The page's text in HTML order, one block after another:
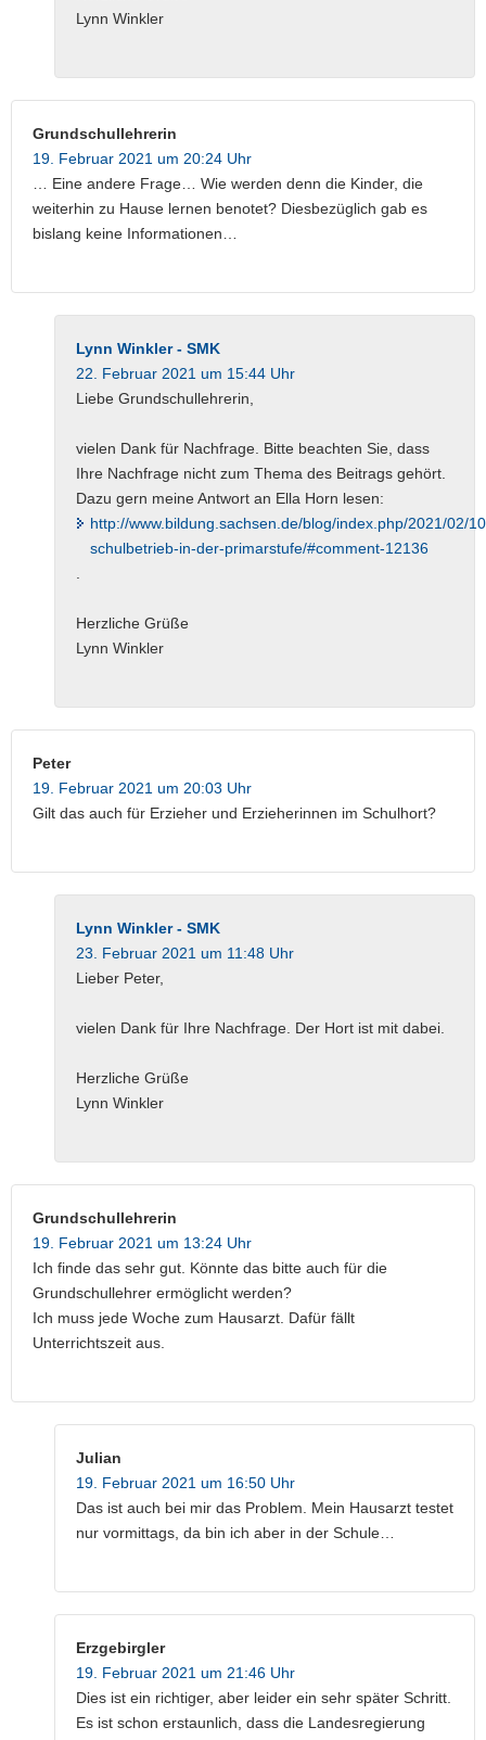
Lynn Winkler
Grundschullehrerin
19. Februar 2021 um 20:24 Uhr
… Eine andere Frage… Wie werden denn die Kinder, die
weiterhin zu Hause lernen benotet? Diesbezüglich gab es
bislang keine Informationen…
Lynn Winkler - SMK
22. Februar 2021 um 15:44 Uhr
Liebe Grundschullehrerin,
vielen Dank für Nachfrage. Bitte beachten Sie, dass
Ihre Nachfrage nicht zum Thema des Beitrags gehört.
Dazu gern meine Antwort an Ella Horn lesen:
http://www.bildung.sachsen.de/blog/index.php/2021/02/
schulbetrieb-in-der-primarstufe/#comment-12136
Herzliche Grüße
Lynn Winkler
Peter
19. Februar 2021 um 20:03 Uhr
Gilt das auch für Erzieher und Erzieherinnen im Schulhort?
Lynn Winkler - SMK
23. Februar 2021 um 11:48 Uhr
Lieber Peter,
vielen Dank für Ihre Nachfrage. Der Hort ist mit dabei.
Herzliche Grüße
Lynn Winkler
Grundschullehrerin
19. Februar 2021 um 13:24 Uhr
Ich finde das sehr gut. Könnte das bitte auch für die
Grundschullehrer ermöglicht werden?
Ich muss jede Woche zum Hausarzt. Dafür fällt
Unterrichtszeit aus.
Julian
19. Februar 2021 um 16:50 Uhr
Das ist auch bei mir das Problem. Mein Hausarzt testet
nur vormittags, da bin ich aber in der Schule…
Erzgebirgler
19. Februar 2021 um 21:46 Uhr
Dies ist ein richtiger, aber leider ein sehr später Schritt.
Es ist schon erstaunlich, dass die Landesregierung